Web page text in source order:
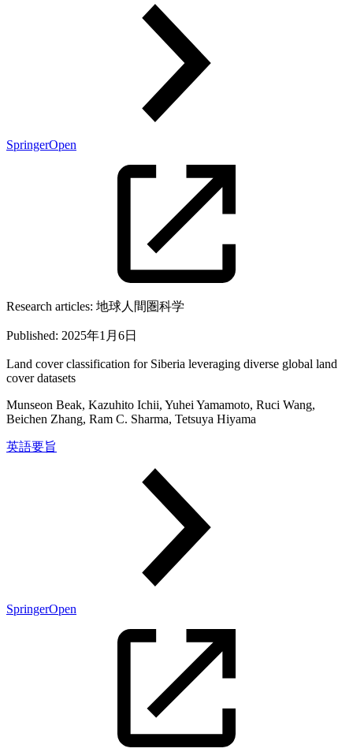
SpringerOpen
Research articles: 地球人間圏科学
Published: 2025年1月6日
Land cover classification for Siberia leveraging diverse global land
cover datasets
Munseon Beak, Kazuhito Ichii, Yuhei Yamamoto, Ruci Wang,
Beichen Zhang, Ram C. Sharma, Tetsuya Hiyama
英語要旨
SpringerOpen